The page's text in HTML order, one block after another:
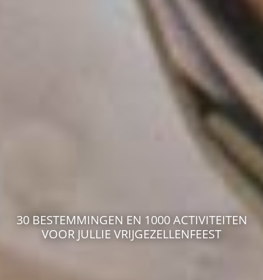
30 BESTEMMINGEN EN 1000 ACTIVITEITEN
VOOR JULLIE VRIJGEZELLENFEEST